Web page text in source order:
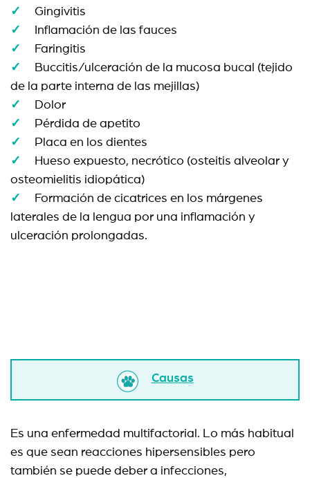
Gingivitis
Inflamación de las fauces
Faringitis
Buccitis/ulceración de la mucosa bucal (tejido
de la parte interna de las mejillas)
Dolor
Pérdida de apetito
Placa en los dientes
Hueso expuesto, necrótico (osteitis alveolar y
osteomielitis idiopática)
Formación de cicatrices en los márgenes
laterales de la lengua por una inflamación y
ulceración prolongadas.
Causas
Es una enfermedad multifactorial. Lo más habitual
es que sean reacciones hipersensibles pero
también se puede deber a infecciones,